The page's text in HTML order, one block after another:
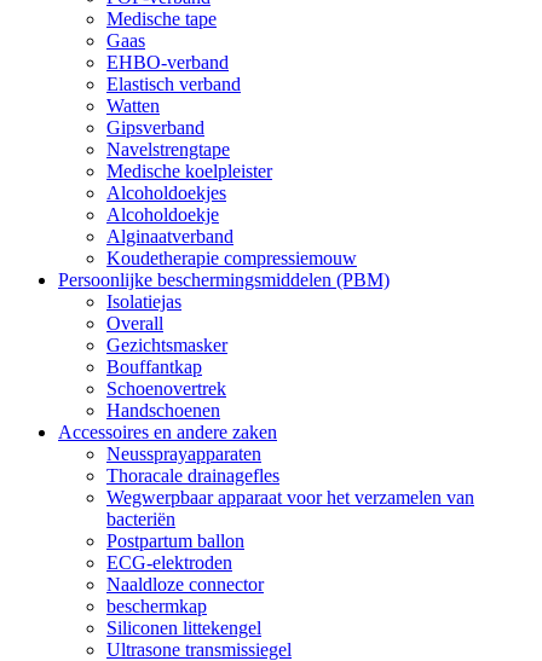
Medische tape
Gaas
EHBO-verband
Elastisch verband
Watten
Gipsverband
Navelstrengtape
Medische koelpleister
Alcoholdoekjes
Alcoholdoekje
Alginaatverband
Koudetherapie compressiemouw
Persoonlijke beschermingsmiddelen (PBM)
Isolatiejas
Overall
Gezichtsmasker
Bouffantkap
Schoenovertrek
Handschoenen
Accessoires en andere zaken
Neussprayapparaten
Thoracale drainagefles
Wegwerpbaar apparaat voor het verzamelen van
bacteriën
Postpartum ballon
ECG-elektroden
Naaldloze connector
beschermkap
Siliconen littekengel
Ultrasone transmissiegel